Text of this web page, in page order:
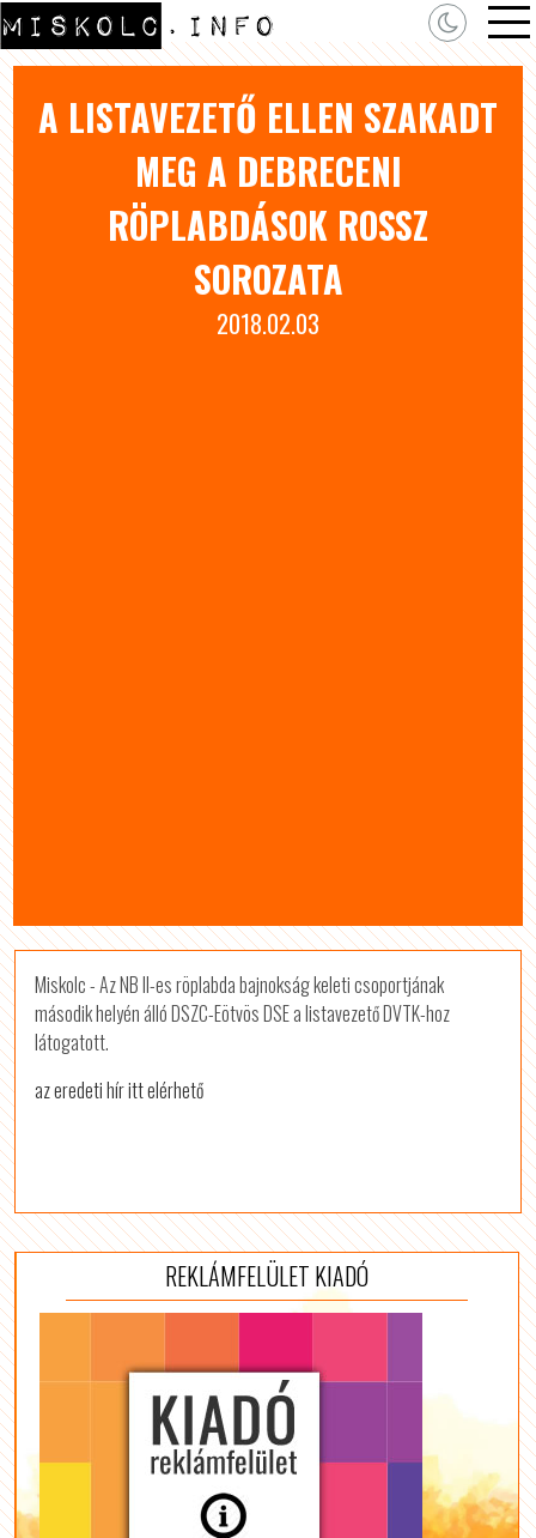
A LISTAVEZETŐ ELLEN SZAKADT
MEG A DEBRECENI
RÖPLABDÁSOK ROSSZ
SOROZATA
2018.02.03
Miskolc - Az NB II-es röplabda bajnokság keleti csoportjának
második helyén álló DSZC-Eötvös DSE a listavezető DVTK-hoz
látogatott.
az eredeti hír itt elérhető
REKLÁMFELÜLET KIADÓ